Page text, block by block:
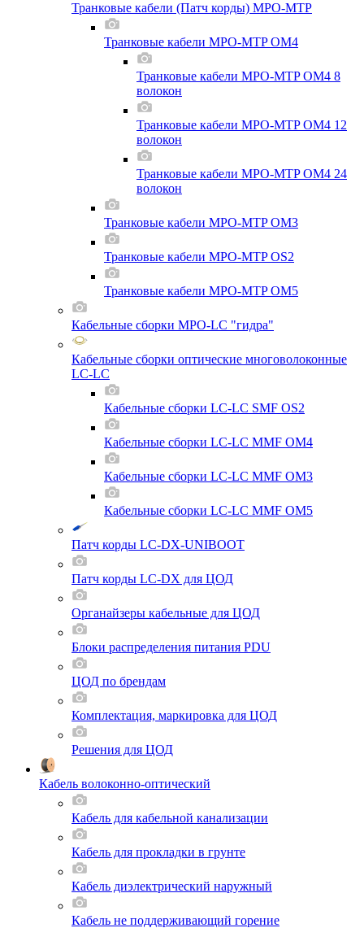
Транковые кабели (Патч корды) MPO-MTP
Транковые кабели MPO-MTP OM4
Транковые кабели MPO-MTP OM4 8
волокон
Транковые кабели MPO-MTP OM4 12
волокон
Транковые кабели MPO-MTP OM4 24
волокон
Транковые кабели MPO-MTP OM3
Транковые кабели MPO-MTP OS2
Транковые кабели MPO-MTP OM5
Кабельные сборки MPO-LC "гидра"
Кабельные сборки оптические многоволоконные
LC-LC
Кабельные сборки LC-LC SMF OS2
Кабельные сборки LC-LC MMF OM4
Кабельные сборки LC-LC MMF OM3
Кабельные сборки LC-LC MMF OM5
Патч корды LC-DX-UNIBOOT
Патч корды LC-DX для ЦОД
Органайзеры кабельные для ЦОД
Блоки распределения питания PDU
ЦОД по брендам
Комплектация, маркировка для ЦОД
Решения для ЦОД
Кабель волоконно-оптический
Кабель для кабельной канализации
Кабель для прокладки в грунте
Кабель диэлектрический наружный
Кабель не поддерживающий горение